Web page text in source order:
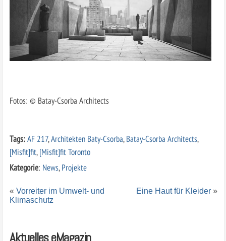
Fotos: © Batay-Csorba Architects
Tags:AF 217,Architekten Baty-Csorba,Batay-Csorba Architects,
[Misfit]fit,[Misfit]fit Toronto
Kategorie: News,Projekte
« Vorreiter im Umwelt- und
Klimaschutz
Eine Haut für Kleider »
Aktuelles eMagazin